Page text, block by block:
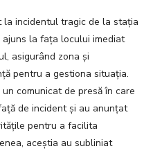
incidentul tragic de la stația
la fața locului imediat
asigurând zona și
pentru a gestiona situația.
comunicat de presă în care
de incident și au anunțat
pentru a facilita
aceștia au subliniat